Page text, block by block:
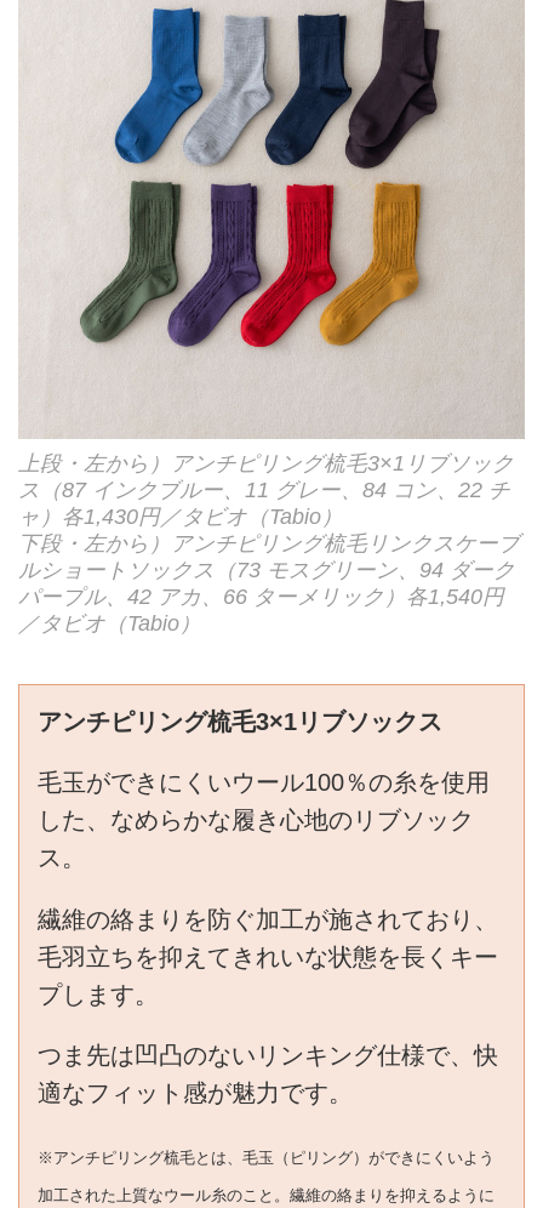
上段・左から）アンチピリング梳毛3×1リブソック
ス（87 インクブルー、11 グレー、84 コン、22 チ
ャ）各1,430円／タビオ（Tabio）
下段・左から）アンチピリング梳毛リンクスケーブ
ルショートソックス（73 モスグリーン、94 ダーク
パープル、42 アカ、66 ターメリック）各1,540円
／タビオ（Tabio）
アンチピリング梳毛3×1リブソックス
毛玉ができにくいウール100％の糸を使用
した、なめらかな履き心地のリブソック
ス。
繊維の絡まりを防ぐ加工が施されており、
毛羽立ちを抑えてきれいな状態を長くキー
プします。
つま先は凹凸のないリンキング仕様で、快
適なフィット感が魅力です。
※アンチピリング梳毛とは、毛玉（ピリング）ができにくいよう
加工された上質なウール糸のこと。繊維の絡まりを抑えるように